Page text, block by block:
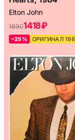
Elton John
18901418 ₽
–25% ОРИГИНАЛ